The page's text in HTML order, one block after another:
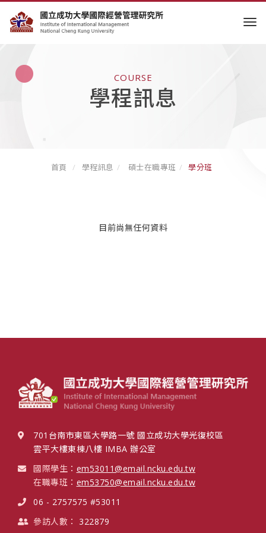
COURSE
學程訊息
首頁 學程訊息 碩士在職專班 學分班
目前尚無任何資料
701台南市東區大學路一號 國立成功大學光復校區
雲平大樓東棟八樓 IMBA 辦公室
國際學生： em53011@email.ncku.edu.tw
在職專班： em53750@email.ncku.edu.tw
06 - 2757575 #53011
參訪人數： 322879